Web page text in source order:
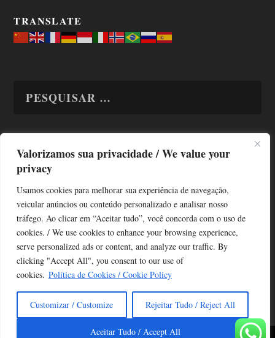
Valorizamos sua privacidade / We value your
privacy
Usamos cookies para melhorar sua experiência de navegação,
veicular anúncios ou conteúdo personalizado e analisar nosso
tráfego. Ao clicar em “Aceitar tudo”, você concorda com o uso de
cookies. / We use cookies to enhance your browsing experience,
serve personalized ads or content, and analyze our traffic. By
clicking "Accept All", you consent to our use of
cookies. Política de Cookies / Cookie Policy
Customizar / Customize Rejeitar Tudo / Reject All
Aceitar Tudo / Accept All
TRANSLATE
TODAS OS ASSUNTOS
Copyright © Alô Tatuapé 2013 / 2026
Desenvolvido por ALOSP MKT DIGITAL